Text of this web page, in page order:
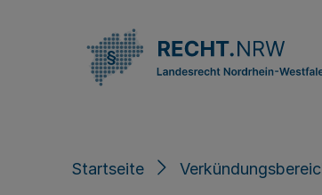
Startseite